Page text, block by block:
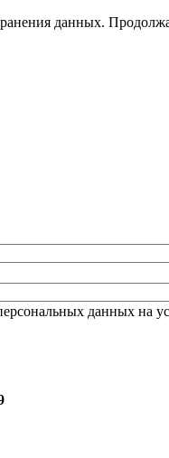
данных.
данных на